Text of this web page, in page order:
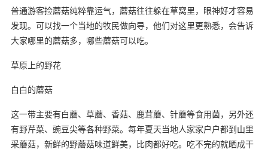
普通游客捡蘑菇纯粹靠运气，蘑菇往往躲在草窝里，眼神好才容易
发现。可以找一个当地的牧民做向导，他们对这里更熟悉，会告诉
大家哪里的蘑菇多，哪些蘑菇可以吃。
草原上的野花
白白的蘑菇
这一带主要有白蘑、草蘑、香菇、鹿茸蘑、针蘑等食用菌，另外还
有野芹菜、豌豆尖等各种野菜。每年夏天当地人家家户户都到山里
采蘑菇，新鲜的野蘑菇味道鲜美，比肉都好吃。吃不完的就晒成干